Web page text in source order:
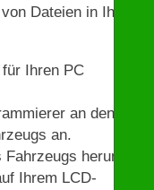
Dateien in Ihrem
Ihren PC
an den
an.
herunter,
Ihrem LCD-